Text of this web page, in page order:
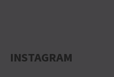
INSTAGRAM